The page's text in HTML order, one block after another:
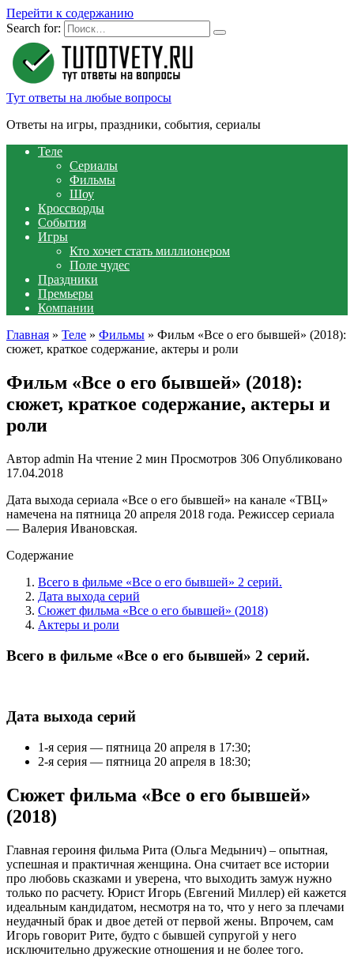
Перейти к содержанию
Search for:
Тут ответы на любые вопросы
Ответы на игры, праздники, события, сериалы
Теле
Сериалы
Фильмы
Шоу
Кроссворды
События
Игры
Кто хочет стать миллионером
Поле чудес
Праздники
Премьеры
Компании
Главная » Теле » Фильмы » Фильм «Все о его бывшей» (2018):
сюжет, краткое содержание, актеры и роли
Фильм «Все о его бывшей» (2018):
сюжет, краткое содержание, актеры и
роли
Автор admin На чтение 2 мин Просмотров 306 Опубликовано
17.04.2018
Дата выхода сериала «Все о его бывшей» на канале «ТВЦ»
намечена на пятница 20 апреля 2018 года. Режиссер сериала
— Валерия Ивановская.
Содержание
Всего в фильме «Все о его бывшей» 2 серий.
Дата выхода серий
Сюжет фильма «Все о его бывшей» (2018)
Актеры и роли
Всего в фильме «Все о его бывшей» 2 серий.
Дата выхода серий
1-я серия — пятница 20 апреля в 17:30;
2-я серия — пятница 20 апреля в 18:30;
Сюжет фильма «Все о его бывшей»
(2018)
Главная героиня фильма Рита (Ольга Медынич) – опытная,
успешная и практичная женщина. Она считает все истории
про любовь сказками и уверена, что выходить замуж нужно
только по расчету. Юрист Игорь (Евгений Миллер) ей кажется
идеальным кандидатом, несмотря на то, что у него за плечами
неудачный брак и двое детей от первой жены. Впрочем, сам
Игорь говорит Рите, будто с бывшей супругой у него
исключительно дружеские отношения и не более того.